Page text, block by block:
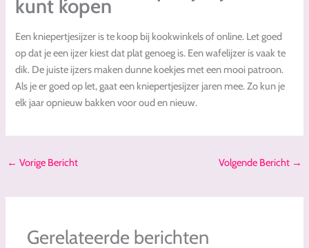
kunt kopen
Een kniepertjesijzer is te koop bij kookwinkels of online. Let goed
op dat je een ijzer kiest dat plat genoeg is. Een wafelijzer is vaak te
dik. De juiste ijzers maken dunne koekjes met een mooi patroon.
Als je er goed op let, gaat een kniepertjesijzer jaren mee. Zo kun je
elk jaar opnieuw bakken voor oud en nieuw.
← Vorige Bericht Volgende Bericht →
Gerelateerde berichten